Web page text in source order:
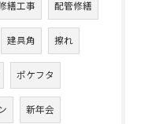
繕工事 配管修繕
建具角 擦れ
ポケフタ
新年会